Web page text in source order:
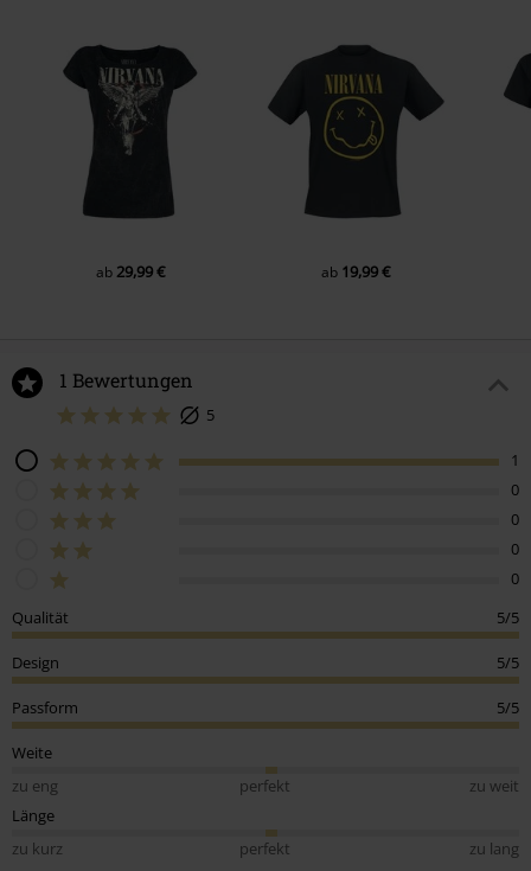
ab 29,99 € ab 19,99 €
1 Bewertungen
5
1
0
0
0
0
Qualität
5/5
Design 5/5
Passform 5/5
Weite
zu eng
perfekt
zu weit
Länge
zu kurz
perfekt zu lang